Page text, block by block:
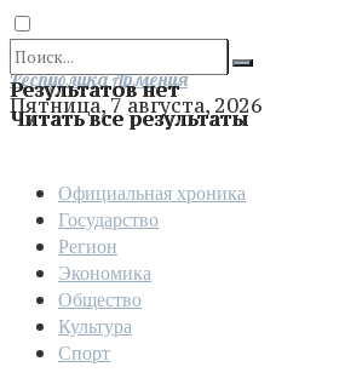
Результатов нет
Читать все результаты
Отправить
Республика Армения
Пятница, 7 августа, 2026
Официальная хроника
Государство
Регион
Экономика
Общество
Культура
Спорт